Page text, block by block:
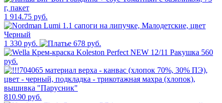
1 914.75 руб.
1 330 руб.
678 руб.
560
руб.
810.90 руб.